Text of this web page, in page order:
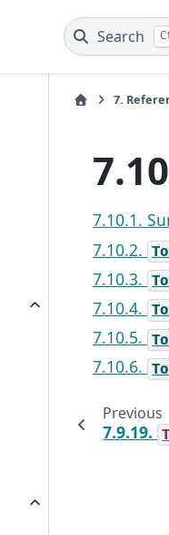
Search
7.
7.10.1.
7.10.2.
7.10.3.
7.10.4.
7.10.5.
7.10.6.
Previous
7.9.19.